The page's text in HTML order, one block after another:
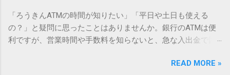
ン上のすべての文字には、いわば「住所」のような番号が割
り振られています。変換候補に出ない文字でも、この住所
（コード）を直接指定すれば、確実に呼び出すことができる
のです。 2. Windows標準機能！文字コードで漢字を出す「16
進数入力」 最も汎用性が高く、特別なソフトも不要なのが
受け取り術と、連携による具体的なメリットを徹底解説しま
す。 佐川急便の再配達が劇的に変わる「スマートクラブ」と
は？ まず押さえておきたいのが、佐川急便の個人向け無料会
況をリアルタイムで管理するための基盤となるサービスで
「ろうきんATMの時間が知りたい」「平日や土日も使える
の？」と疑問に思ったことはありませんか。銀行のATMは便
利ですが、営業時間や手数料を知らないと、急な入出金で困
ATM営業時間や利用の注意点、便利な活用法 を詳しく解説し
READ MORE »